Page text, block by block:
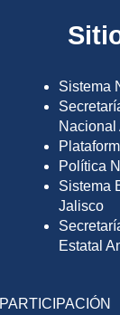
Sistema
Nacional
Política
Sistema
Jalisco
Estatal
PARTICIPACIÓN